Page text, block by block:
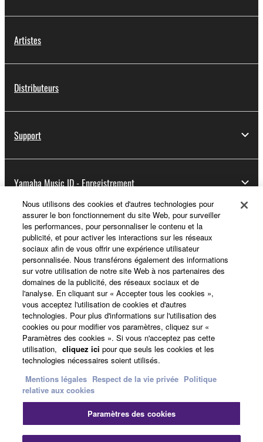
Artistes
Distributeurs
Support
Yamaha Music ID - Enregistrement
A propos de Yamaha
France - French
Professionnel
Nous contacter Conditions d'utilisation
Respect de la vie privéePolitique relative aux cookies
Mentions légales
Nous utilisons des cookies et d'autres technologies pour
assurer le bon fonctionnement du site Web, pour surveiller
les performances, pour personnaliser le contenu et la
publicité, et pour activer les interactions sur les réseaux
sociaux afin de vous offrir une expérience utilisateur
personnalisée. Nous transférons également des informations
sur votre utilisation de notre site Web à nos partenaires des
domaines de la publicité, des réseaux sociaux et de
l'analyse. En cliquant sur « Accepter tous les cookies »,
vous acceptez l'utilisation de cookies et d'autres
technologies. Pour plus d'informations sur l'utilisation des
cookies ou pour modifier vos paramètres, cliquez sur «
Paramètres des cookies ». Si vous n'acceptez pas cette
utilisation, cliquez ici pour que seuls les cookies et les
technologies nécessaires soient utilisés.
Mentions légales Respect de la vie privée Politique
relative aux cookies
Paramètres des cookies